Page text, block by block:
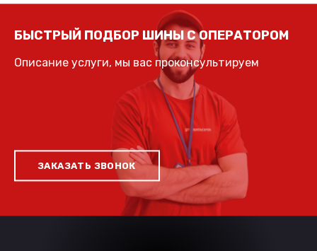
БЫСТРЫЙ ПОДБОР ШИНЫ С ОПЕРАТОРОМ
Описание услуги, мы вас проконсультируем
ЗАКАЗАТЬ ЗВОНОК